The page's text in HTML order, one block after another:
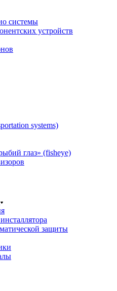
системы
устройств
systems)
глаз» (fisheye)
защиты